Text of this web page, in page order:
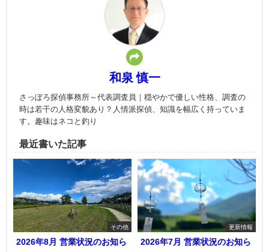
和泉 慎一
さっぽろ探偵事務所～代表調査員｜穏やかで優しい性格、調査の
時は若干の人格変貌あり？人情派探偵、知識を幅広く持っていま
す。趣味はネコと釣り
最近書いた記事
その他
2026年8月 営業状況のお知ら
更新情報
2026年7月 営業状況のお知ら